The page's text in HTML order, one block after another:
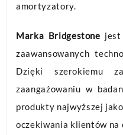
amortyzatory.
Marka Bridgestone jest
zaawansowanych
Dzięki szerokiemu
zaangażowaniu w
produkty najwyższej
oczekiwania klientów na